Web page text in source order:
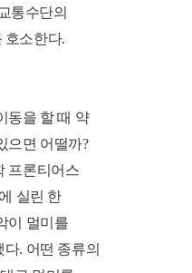
통수단의
호소한다.
동을 할 때 약
으면 어떨까?
프론티어스
에 실린 한
이 멀미를
다. 어떤 종류의